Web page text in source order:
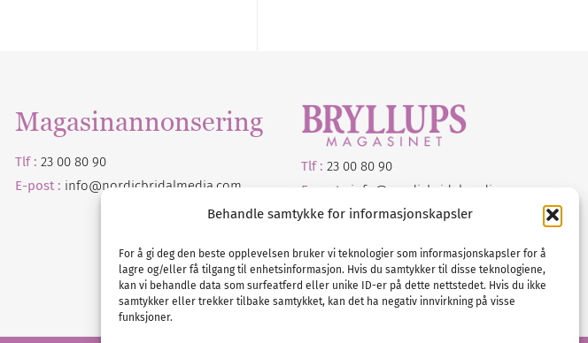
Behandle samtykke for informasjonskapsler
For å gi deg den beste opplevelsen bruker vi teknologier som informasjonskapsler for å
lagre og/eller få tilgang til enhetsinformasjon. Hvis du samtykker til disse teknologiene,
kan vi behandle data som surfeatferd eller unike ID-er på dette nettstedet. Hvis du ikke
samtykker eller trekker tilbake samtykket, kan det ha negativ innvirkning på visse
funksjoner.
Magasinannonsering
Tlf : 23 00 80 90
E-post : info@nordicbridalmedia .com
Tlf : 23 00 80 90
E-post : info@ nordicbridalmedia
Bryllupsmagasinet Norge
VAT: NO911740648